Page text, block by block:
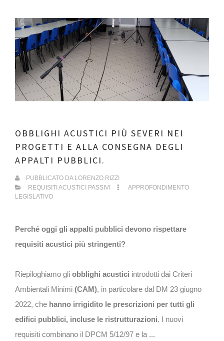
OBBLIGHI ACUSTICI PIÙ SEVERI NEI
PROGETTI E ALLA CONSEGNA DEGLI
APPALTI PUBBLICI.
PUBBLICATO DA LORENZO RIZZI
REQUISITI ACUSTICI PASSIVI
APPROFONDIMENTO
LEGISLATIVO
Perché oggi gli appalti pubblici devono rispettare
requisiti acustici più stringenti?
Riepiloghiamo gli obblighi acustici introdotti dai Criteri
Ambientali Minimi (CAM), in particolare dal DM 23 giugno
2022, che hanno irrigidito le prescrizioni per tutti gli
edifici pubblici, incluse le ristrutturazioni. I nuovi
requisiti combinano il DPCM 5/12/97 e la ...